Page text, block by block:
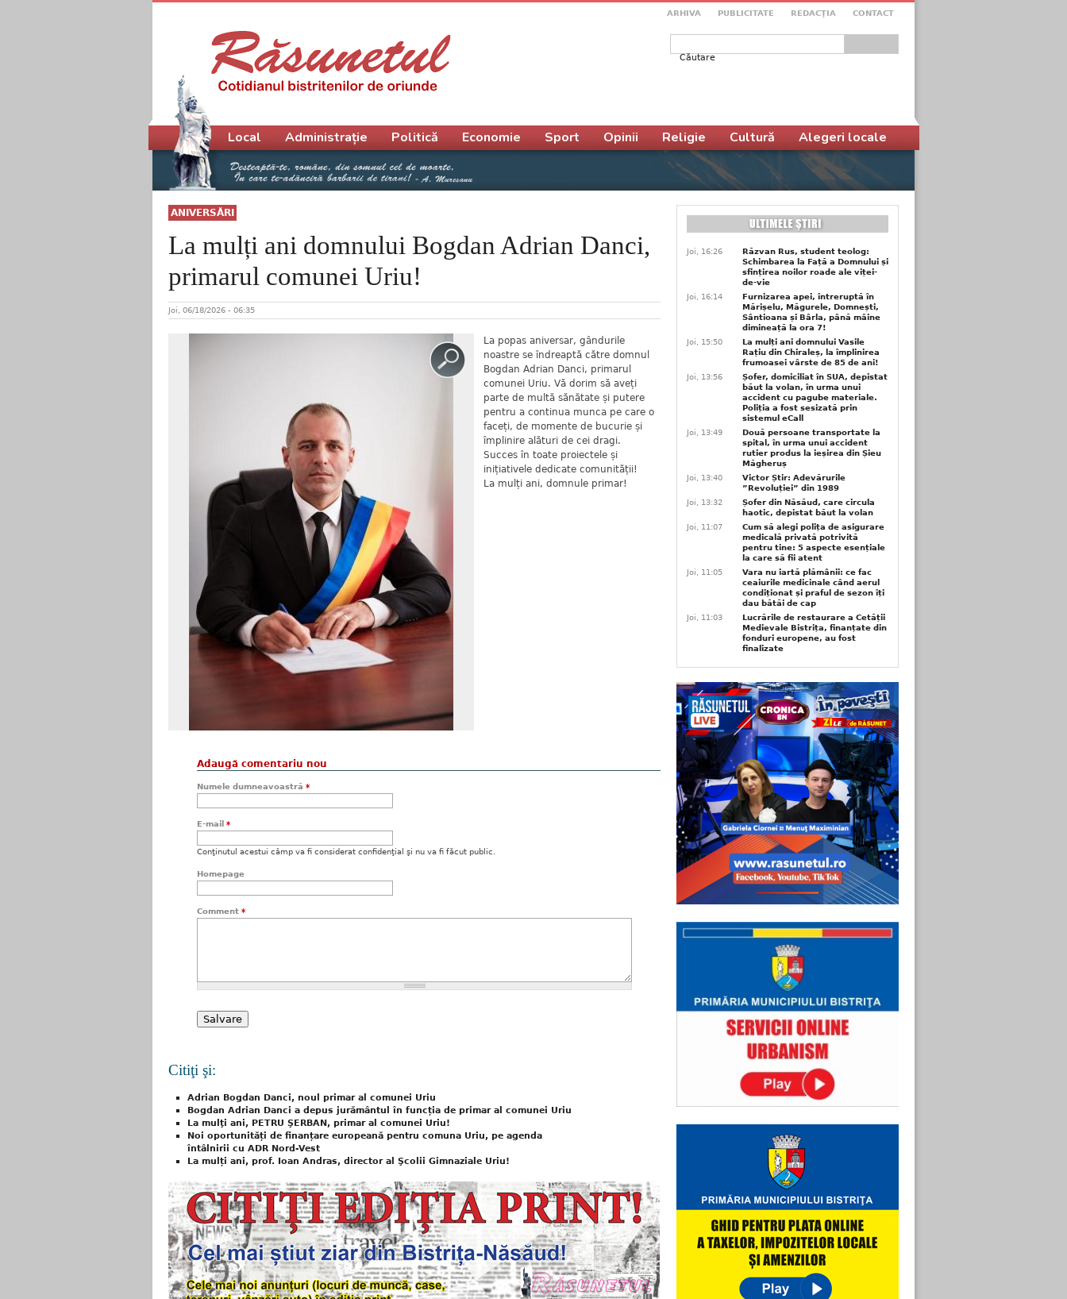
ARHIVA PUBLICITATE REDACŢIA CONTACT
Formular de căutare
ANIVERSĂRI
La mulți ani domnului Bogdan Adrian Danci,
primarul comunei Uriu!
Joi, 06/18/2026 - 06:35
La popas aniversar, gândurile
noastre se îndreaptă către domnul
Bogdan Adrian Danci, primarul
comunei Uriu. Vă dorim să aveți
parte de multă sănătate și putere
pentru a continua munca pe care o
faceți, de momente de bucurie și
împlinire alături de cei dragi.
Succes în toate proiectele și
inițiativele dedicate comunității!
La mulți ani, domnule primar!
Adaugă comentariu nou
Numele dumneavoastră *
E-mail *
Conţinutul acestui câmp va fi considerat confidenţial şi nu va fi făcut public.
Homepage
Comment *
Citiţi şi:
Adrian Bogdan Danci, noul primar al comunei Uriu
Bogdan Adrian Danci a depus jurământul în funcția de primar al comunei Uriu
La mulţi ani, PETRU ŞERBAN, primar al comunei Uriu!
Noi oportunități de finanțare europeană pentru comuna Uriu, pe agenda
întâlnirii cu ADR Nord-Vest
La mulți ani, prof. Ioan Andras, director al Şcolii Gimnaziale Uriu!
Meniu principal
Local Administrație Politică Economie Sport Opinii Religie Cultură Alegeri locale
Joi, 16:26
Răzvan Rus, student teolog:
Schimbarea la Față a Domnului și
sfințirea noilor roade ale viței-
de-vie
Joi, 16:14
Furnizarea apei, întreruptă în
Mărișelu, Măgurele, Domnești,
Sântioana și Bârla, până mâine
dimineață la ora 7!
Joi, 15:50
La mulți ani domnului Vasile
Rațiu din Chiraleș, la împlinirea
frumoasei vârste de 85 de ani!
Joi, 13:56
Șofer, domiciliat în SUA, depistat
băut la volan, în urma unui
accident cu pagube materiale.
Poliția a fost sesizată prin
sistemul eCall
Joi, 13:49
Două persoane transportate la
spital, în urma unui accident
rutier produs la ieșirea din Șieu
Măgheruș
Joi, 13:40
Victor Știr: Adevărurile
”Revoluției” din 1989
Joi, 13:32
Șofer din Năsăud, care circula
haotic, depistat băut la volan
Joi, 11:07
Cum să alegi polița de asigurare
medicală privată potrivită
pentru tine: 5 aspecte esențiale
la care să fii atent
Joi, 11:05
Vara nu iartă plămânii: ce fac
ceaiurile medicinale când aerul
condiționat și praful de sezon îți
dau bătăi de cap
Joi, 11:03
Lucrările de restaurare a Cetății
Medievale Bistrița, finanțate din
fonduri europene, au fost
finalizate